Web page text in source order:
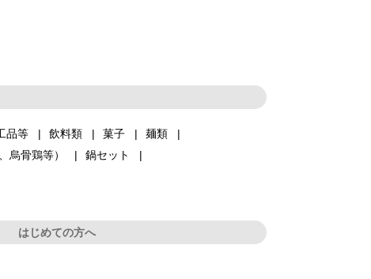
品等 飲料類 菓子
麺類
烏骨鶏等）
鍋セット
はじめての方へ